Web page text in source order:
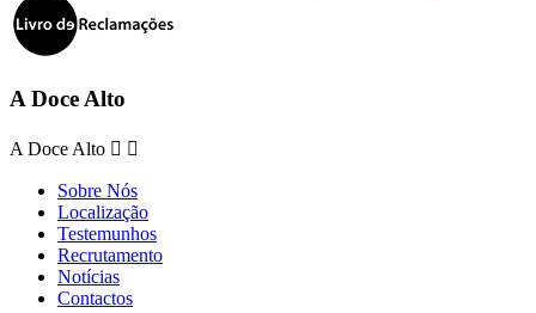
A Doce Alto
A Doce Alto  
Sobre Nós
Localização
Testemunhos
Recrutamento
Notícias
Contactos